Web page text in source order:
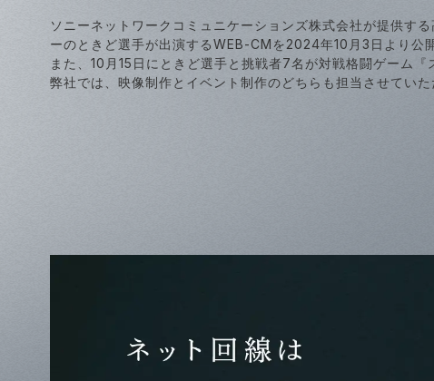
ソニーネットワークコミュニケーションズ株式会社が提供す
ーのときど選手が出演するWEB-CMを2024年10月3日より公開
また、10月15日にときど選手と挑戦者7名が対戦格闘ゲーム
弊社では、映像制作とイベント制作のどちらも担当させていた